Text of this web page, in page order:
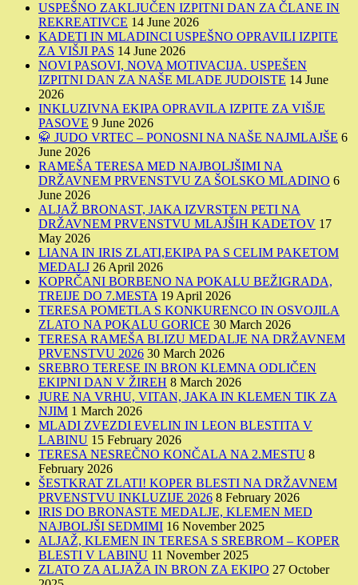
USPEŠNO ZAKLJUČEN IZPITNI DAN ZA ČLANE IN
REKREATIVCE 14 June 2026
KADETI IN MLADINCI USPEŠNO OPRAVILI IZPITE
ZA VIŠJI PAS 14 June 2026
NOVI PASOVI, NOVA MOTIVACIJA. USPEŠEN
IZPITNI DAN ZA NAŠE MLADE JUDOISTE 14 June
2026
INKLUZIVNA EKIPA OPRAVILA IZPITE ZA VIŠJE
PASOVE 9 June 2026
🥋 JUDO VRTEC – PONOSNI NA NAŠE NAJMLAJŠE 6
June 2026
RAMEŠA TERESA MED NAJBOLJŠIMI NA
DRŽAVNEM PRVENSTVU ZA ŠOLSKO MLADINO 6
June 2026
ALJAŽ BRONAST, JAKA IZVRSTEN PETI NA
DRŽAVNEM PRVENSTVU MLAJŠIH KADETOV 17
May 2026
LIANA IN IRIS ZLATI,EKIPA PA S CELIM PAKETOM
MEDALJ 26 April 2026
KOPRČANI BORBENO NA POKALU BEŽIGRADA,
TREIJE DO 7.MESTA 19 April 2026
TERESA POMETLA S KONKURENCO IN OSVOJILA
ZLATO NA POKALU GORICE 30 March 2026
TERESA RAMEŠA BLIZU MEDALJE NA DRŽAVNEM
PRVENSTVU 2026 30 March 2026
SREBRO TERESE IN BRON KLEMNA ODLIČEN
EKIPNI DAN V ŽIREH 8 March 2026
JURE NA VRHU, VITAN, JAKA IN KLEMEN TIK ZA
NJIM 1 March 2026
MLADI ZVEZDI EVELIN IN LEON BLESTITA V
LABINU 15 February 2026
TERESA NESREČNO KONČALA NA 2.MESTU 8
February 2026
ŠESTKRAT ZLATI! KOPER BLESTI NA DRŽAVNEM
PRVENSTVU INKLUZIJE 2026 8 February 2026
IRIS DO BRONASTE MEDALJE, KLEMEN MED
NAJBOLJŠI SEDMIMI 16 November 2025
ALJAŽ, KLEMEN IN TERESA S SREBROM – KOPER
BLESTI V LABINU 11 November 2025
ZLATO ZA ALJAŽA IN BRON ZA EKIPO 27 October